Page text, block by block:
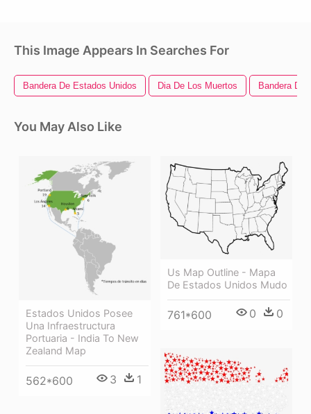
This Image Appears In Searches For
Bandera De Estados Unidos Dia De Los Muertos Bandera De
You May Also Like
Estados Unidos Posee
Una Infraestructura
Portuaria - India To New
Zealand Map
562*600 3 1
Us Map Outline - Mapa
De Estados Unidos Mudo
761*600 0 0